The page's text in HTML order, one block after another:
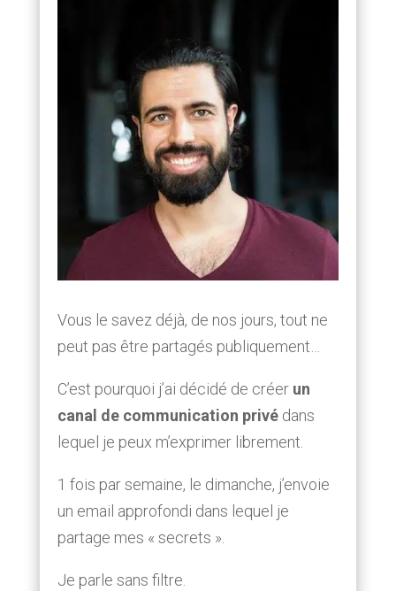
Vous le savez déjà, de nos jours, tout ne
peut pas être partagés publiquement…
C’est pourquoi j’ai décidé de créer un
canal de communication privé dans
lequel je peux m’exprimer librement.
1 fois par semaine, le dimanche, j’envoie
un email approfondi dans lequel je
partage mes « secrets ».
Je parle sans filtre.